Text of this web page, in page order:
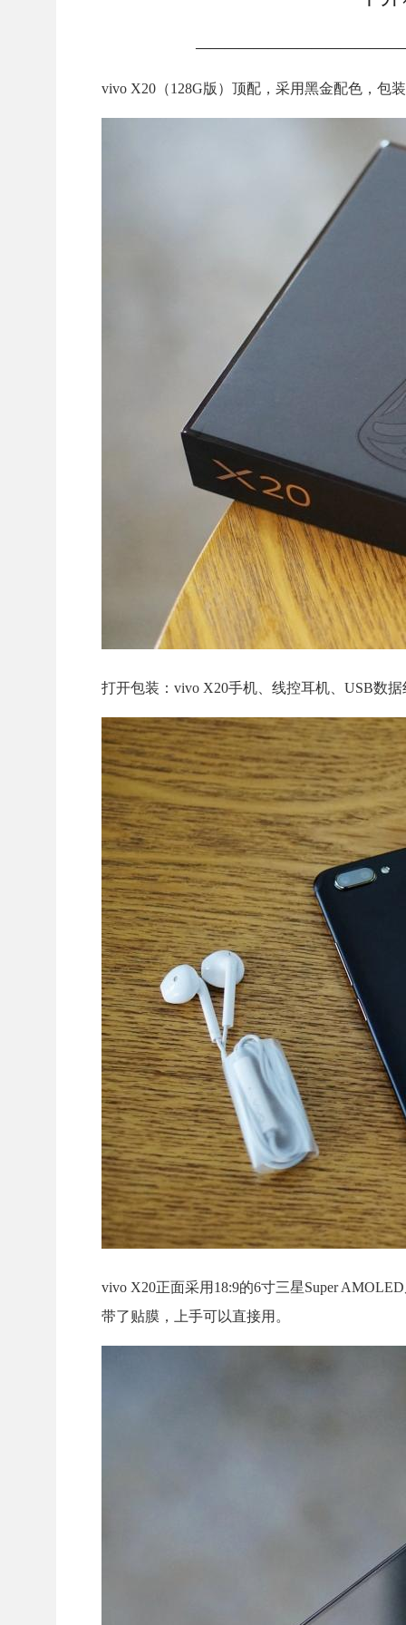
vivo X20（128G版）顶配，采用黑金配色，包
打开包装：vivo X20手机、线控耳机、USB数
vivo X20正面采用18:9的6寸三星Super
带了贴膜，上手可以直接用。